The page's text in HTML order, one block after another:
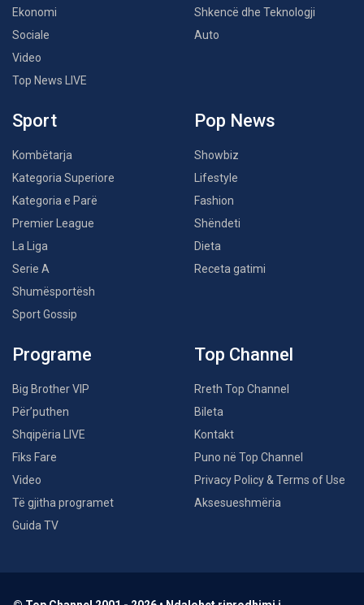
Ekonomi
Sociale
Video
Top News LIVE
Shkencë dhe Teknologji
Auto
Sport
Kombëtarja
Kategoria Superiore
Kategoria e Parë
Premier League
La Liga
Serie A
Shumësportësh
Sport Gossip
Pop News
Showbiz
Lifestyle
Fashion
Shëndeti
Dieta
Receta gatimi
Programe
Big Brother VIP
Për’puthen
Shqipëria LIVE
Fiks Fare
Video
Të gjitha programet
Guida TV
Top Channel
Rreth Top Channel
Bileta
Kontakt
Puno në Top Channel
Privacy Policy & Terms of Use
Aksesueshmëria